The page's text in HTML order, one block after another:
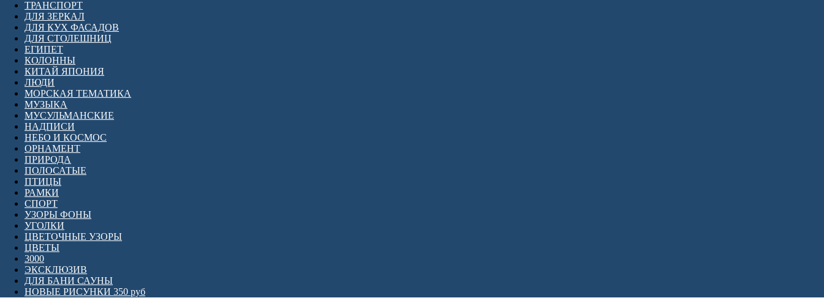
ТРАНСПОРТ
ДЛЯ ЗЕРКАЛ
ДЛЯ КУХ ФАСАДОВ
ДЛЯ СТОЛЕШНИЦ
ЕГИПЕТ
КОЛОННЫ
КИТАЙ ЯПОНИЯ
ЛЮДИ
МОРСКАЯ ТЕМАТИКА
МУЗЫКА
МУСУЛЬМАНСКИЕ
НАДПИСИ
НЕБО И КОСМОС
ОРНАМЕНТ
ПРИРОДА
ПОЛОСАТЫЕ
ПТИЦЫ
РАМКИ
СПОРТ
УЗОРЫ ФОНЫ
УГОЛКИ
ЦВЕТОЧНЫЕ УЗОРЫ
ЦВЕТЫ
3000
ЭКСКЛЮЗИВ
ДЛЯ БАНИ САУНЫ
НОВЫЕ РИСУНКИ 350 руб